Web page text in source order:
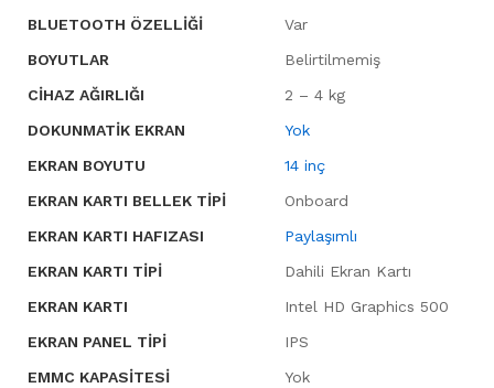
BLUETOOTH ÖZELLIĞI
Var
BOYUTLAR
Belirtilmemiş
CIHAZ AĞIRLIĞI
2 – 4 kg
DOKUNMATIK EKRAN
Yok
EKRAN BOYUTU
14 inç
EKRAN KARTI BELLEK TIPI
Onboard
EKRAN KARTI HAFIZASI
Paylaşımlı
EKRAN KARTI TIPI
Dahili Ekran Kartı
EKRAN KARTI
Intel HD Graphics 500
EKRAN PANEL TIPI
IPS
EMMC KAPASITESI
Yok